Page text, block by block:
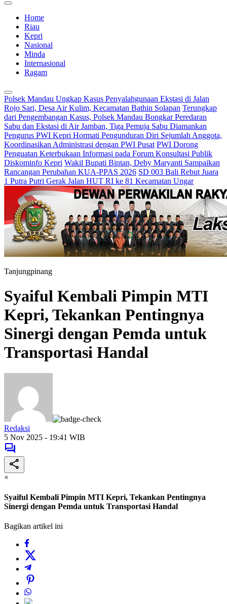
Home
Riau
Kepri
Nasional
Minda
Internasional
Ragam
Polsek Mandau Ungkap Kasus Penyalahgunaan Ekstasi di Jalan
Rojo Sari, Desa Air Kulim, Kecamatan Bathin Solapan Terungkap
dari Pengembangan Kasus, Polsek Mandau Bongkar Peredaran
Sabu dan Ekstasi di Air Jamban, Tiga Pemuja Sabu Diamankan
Pengurus PWI Kepri Hormati Pengunduran Diri Sejumlah Anggota,
Koordinasikan Administrasi dengan PWI Pusat PWI Dorong
Penguatan Keterbukaan Informasi pada Forum Konsultasi Publik
Diskominfo Kepri Wakil Bupati Bintan, Deby Maryanti Sampaikan
Rancangan Perubahan KUA-PPAS 2026 SD 003 Bali Rebut Juara
1 Putra Putri Gerak Jalan HUT RI ke 81 Kecamatan Ungar
Tanjungpinang
Syaiful Kembali Pimpin MTI
Kepri, Tekankan Pentingnya
Sinergi dengan Pemda untuk
Transportasi Handal
Redaksi
5 Nov 2025 - 19:41 WIB
×
Syaiful Kembali Pimpin MTI Kepri, Tekankan Pentingnya
Sinergi dengan Pemda untuk Transportasi Handal
Bagikan artikel ini